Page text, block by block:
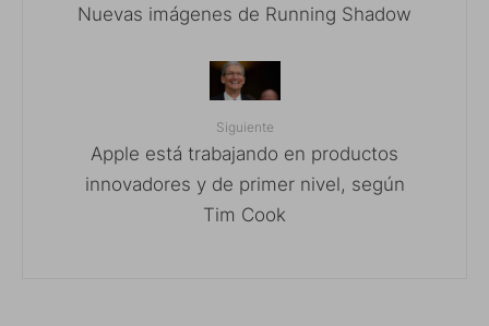
Nuevas imágenes de Running Shadow
Siguiente
Apple está trabajando en productos
innovadores y de primer nivel, según
Tim Cook